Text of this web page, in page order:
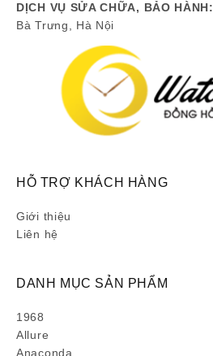
DỊCH VỤ SỬA CHỮA, BẢO HÀNH:
Bà Trưng, Hà Nội
HỖ TRỢ KHÁCH HÀNG
Giới thiệu
Liên hệ
DANH MỤC SẢN PHẨM
1968
Allure
Anaconda